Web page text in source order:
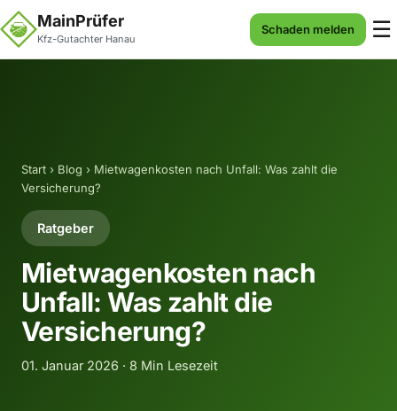
MainPrüfer
Kfz-Gutachter Hanau
Schaden melden ☰
Start › Blog › Mietwagenkosten nach Unfall: Was zahlt die
Versicherung?
Ratgeber
Mietwagenkosten nach
Unfall: Was zahlt die
Versicherung?
01. Januar 2026 · 8 Min Lesezeit